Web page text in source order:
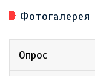
Фотогалерея
Опрос